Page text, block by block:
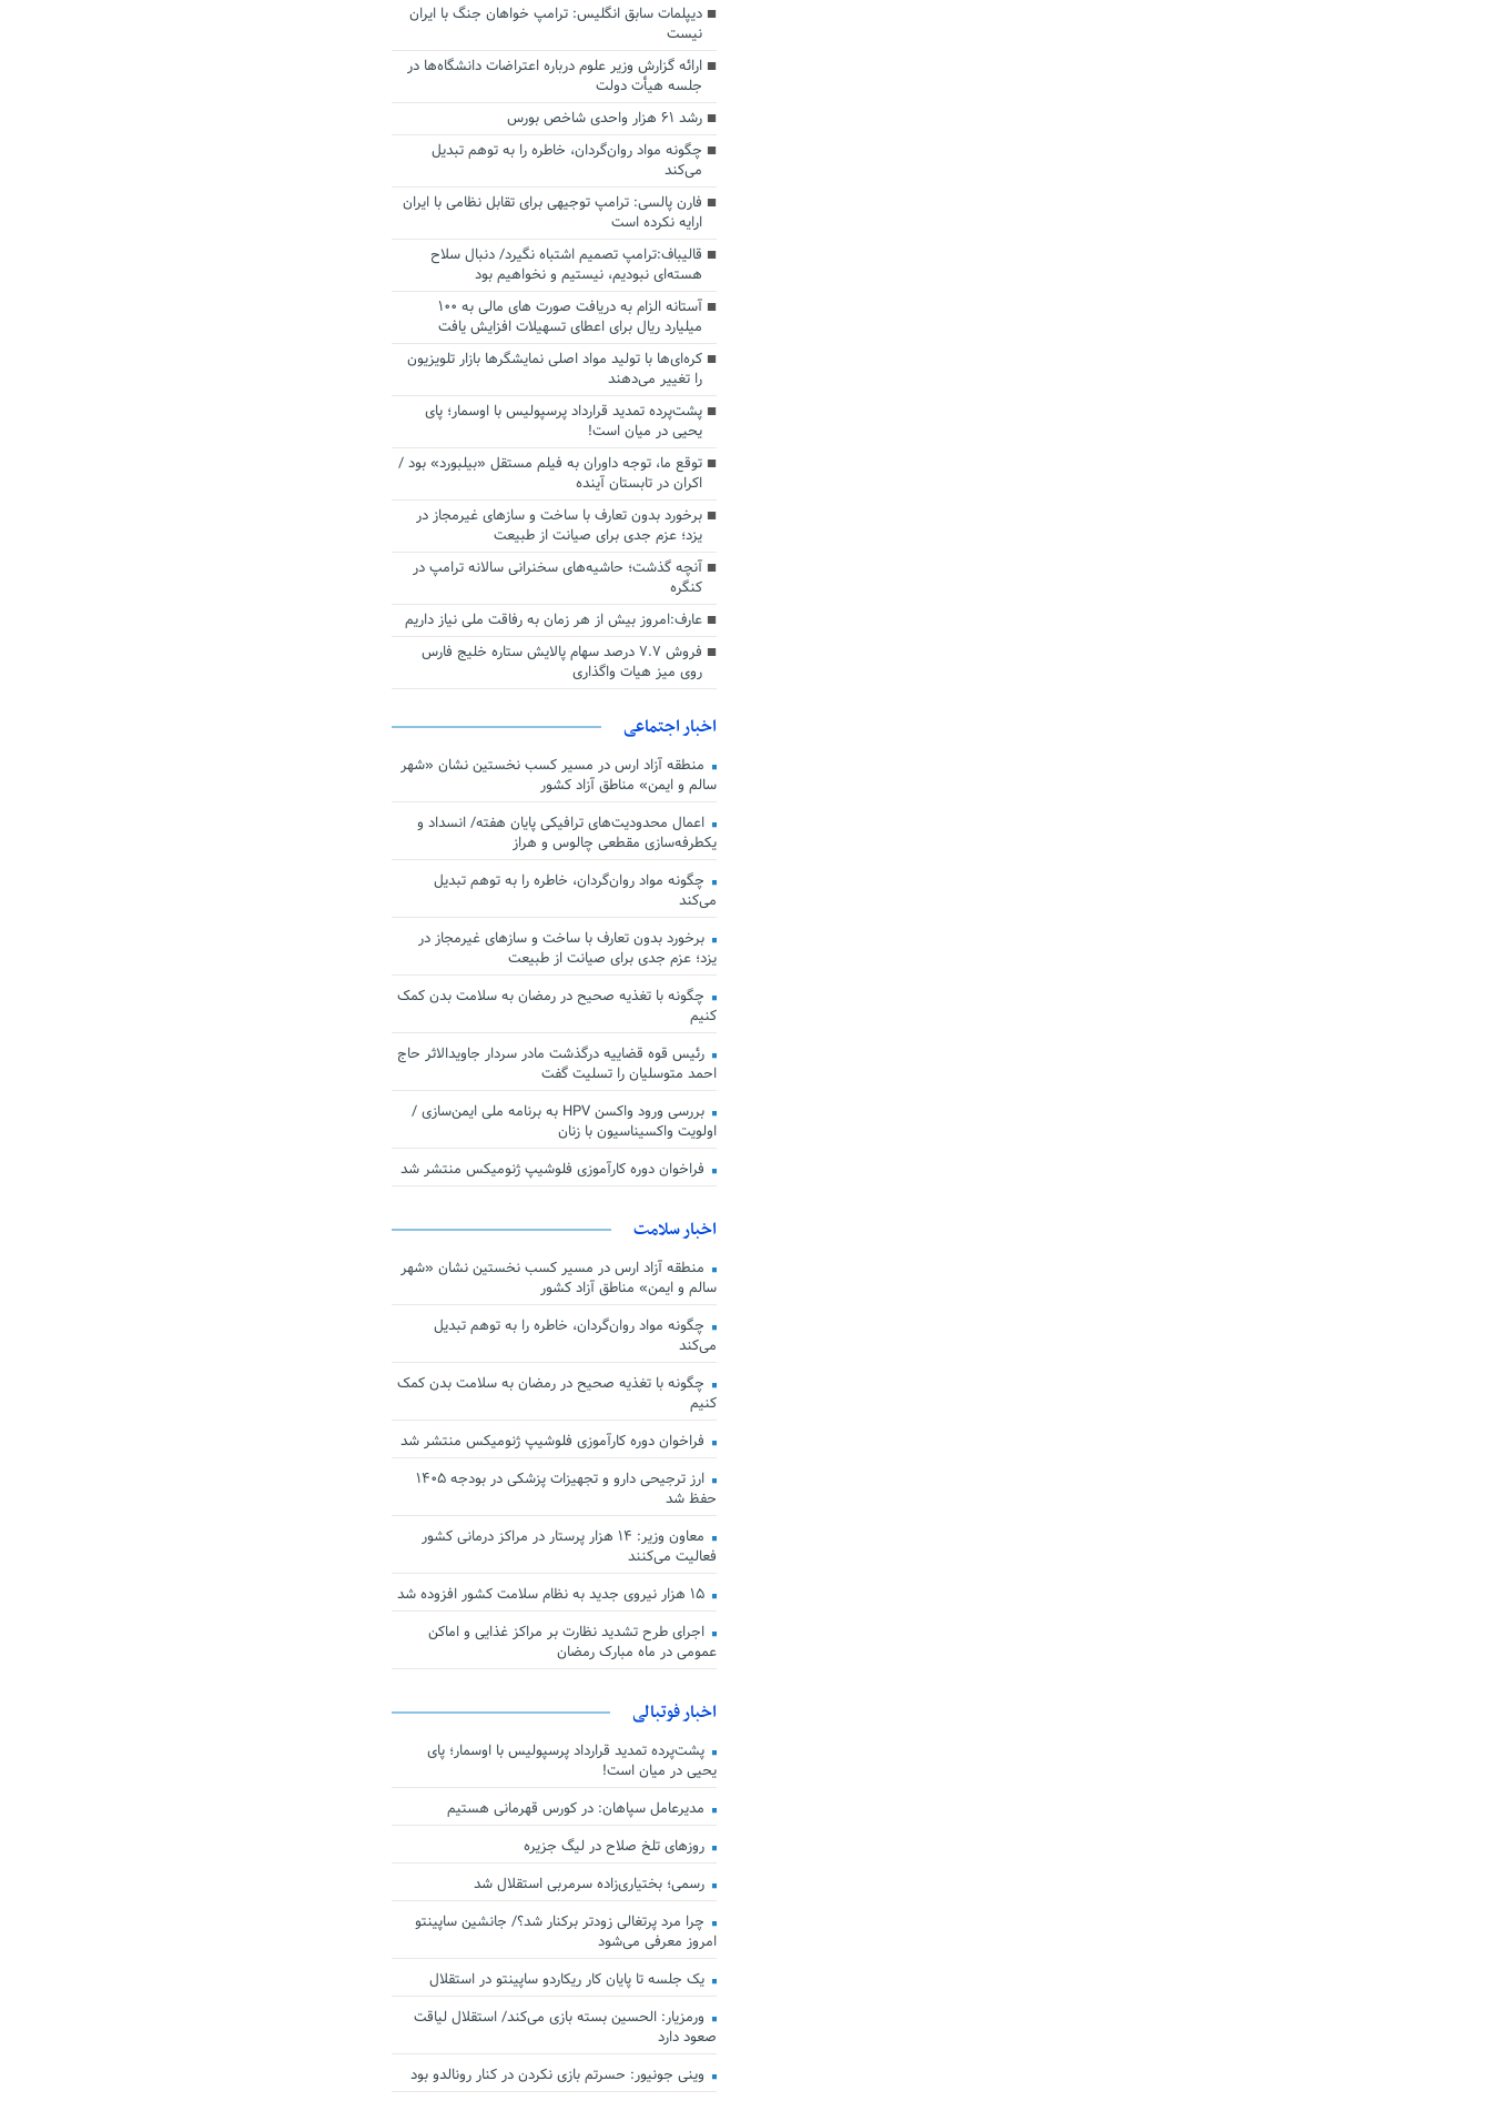
دیپلمات سابق انگلیس:‌ ترامپ خواهان جنگ با ایران
نیست
ارائه گزارش وزیر علوم درباره اعتراضات دانشگاه‌ها در
جلسه هیأت دولت
رشد ۶۱ هزار واحدی شاخص بورس
چگونه مواد روان‌گردان، خاطره را به توهم تبدیل
می‌کند
فارن پالسی: ترامپ توجیهی برای تقابل نظامی با ایران
ارایه نکرده است
قالیباف:ترامپ تصمیم اشتباه نگیرد/ دنبال سلاح
هسته‌ای نبودیم، نیستیم و نخواهیم بود
آستانه الزام به دریافت صورت های مالی به ۱۰۰
میلیارد ریال برای اعطای تسهیلات افزایش یافت
کره‌ای‌ها با تولید مواد اصلی نمایشگرها بازار تلویزیون
را تغییر می‌دهند
پشت‌پرده تمدید قرارداد پرسپولیس با اوسمار؛ پای
یحیی در میان است!
توقع ما، توجه داوران به فیلم مستقل «بیلبورد» بود /
اکران در تابستان آینده
برخورد بدون تعارف با ساخت‌ و سازهای غیرمجاز در
یزد؛ عزم جدی برای صیانت از طبیعت
آنچه گذشت؛ حاشیه‌های سخنرانی سالانه ترامپ در
کنگره
عارف:امروز بیش از هر زمان به رفاقت ملی نیاز داریم
فروش ۷.۷ درصد سهام پالایش ستاره خلیج فارس
روی میز هیات واگذاری
اخبار اجتماعی
منطقه آزاد ارس در مسیر کسب نخستین نشان «شهر
سالم و ایمن» مناطق آزاد کشور
اعمال محدودیت‌های ترافیکی پایان هفته/ انسداد و
یکطرفه‌سازی مقطعی چالوس و هراز
چگونه مواد روان‌گردان، خاطره را به توهم تبدیل
می‌کند
برخورد بدون تعارف با ساخت‌ و سازهای غیرمجاز در
یزد؛ عزم جدی برای صیانت از طبیعت
چگونه با تغذیه صحیح در رمضان به سلامت بدن کمک
کنیم
رئیس قوه قضاییه درگذشت مادر سردار جاویدالاثر حاج
احمد متوسلیان را تسلیت گفت
بررسی ورود واکسن HPV به برنامه ملی ایمن‌سازی /
اولویت واکسیناسیون با زنان
فراخوان دوره کارآموزی فلوشیپ ژنومیکس منتشر شد
اخبار سلامت
منطقه آزاد ارس در مسیر کسب نخستین نشان «شهر
سالم و ایمن» مناطق آزاد کشور
چگونه مواد روان‌گردان، خاطره را به توهم تبدیل
می‌کند
چگونه با تغذیه صحیح در رمضان به سلامت بدن کمک
کنیم
فراخوان دوره کارآموزی فلوشیپ ژنومیکس منتشر شد
ارز ترجیحی دارو و تجهیزات پزشکی در بودجه ۱۴۰۵
حفظ شد
معاون وزیر: ۱۴ هزار پرستار در مراکز درمانی کشور
فعالیت می‌کنند
۱۵ هزار نیروی جدید به نظام سلامت کشور افزوده شد
اجرای طرح تشدید نظارت بر مراکز غذایی و اماکن
عمومی در ماه مبارک رمضان
اخبار فوتبالی
پشت‌پرده تمدید قرارداد پرسپولیس با اوسمار؛ پای
یحیی در میان است!
مدیرعامل سپاهان: در کورس قهرمانی هستیم
روزهای تلخ صلاح در لیگ جزیره
رسمی؛ بختیاری‌زاده سرمربی استقلال شد
چرا مرد پرتغالی زودتر برکنار شد؟/ جانشین ساپینتو
امروز معرفی می‌شود
یک جلسه تا پایان کار ریکاردو ساپینتو در استقلال
ورمزیار: الحسین بسته بازی می‌کند/ استقلال لیاقت
صعود دارد
وینی جونیور: حسرتم بازی نکردن در کنار رونالدو بود